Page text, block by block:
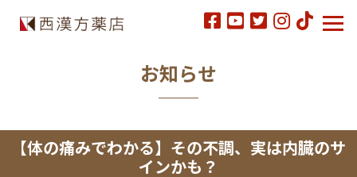
お知らせ
【体の痛みでわかる】その不調、実は内臓のサ
インかも？